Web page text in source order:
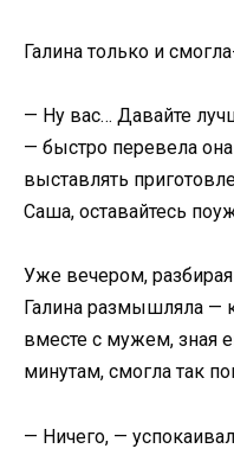
Галина только и
— Ну вас… Давайте
— быстро перевела
выставлять
Саша, оставайтесь
Уже вечером,
Галина размышляла —
вместе с мужем, зная
минутам, смогла так
— Ничего, —